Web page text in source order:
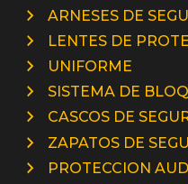
ARNESES DE
LENTES DE
UNIFORME
SISTEMA DE
CASCOS DE
ZAPATOS DE
PROTECCION